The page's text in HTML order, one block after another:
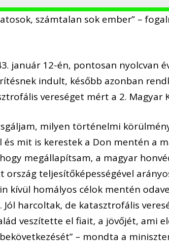
számtalan sok ember” –
január 12-én, pontosan nyolcvan
indult, később azonban
vereséget mért a 2. Magyar
milyen történelmi
mit is kerestek a Don mentén a
megállapítsam, a magyar
teljesítőképességével
kívül homályos célok mentén
harcoltak, de katasztrofális
veszítette el fiait, a jövőjét, ami
– mondta a